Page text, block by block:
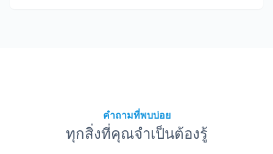
คำถามที่พบบ่อย
ทุกสิ่งที่คุณจำเป็นต้องรู้